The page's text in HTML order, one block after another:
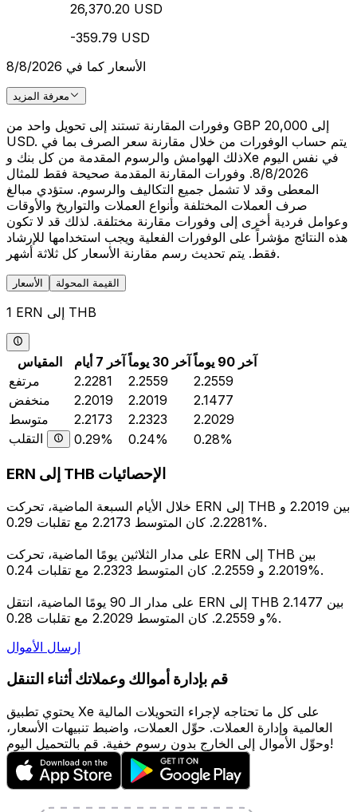
26,370.20 USD
-359.79 USD
الأسعار كما في 8/8/2026
معرفة المزيد
وفورات المقارنة تستند إلى تحويل واحد من GBP 20,000 إلى
USD. يتم حساب الوفورات من خلال مقارنة سعر الصرف بما في
ذلك الهوامش والرسوم المقدمة من كل بنك وXe في نفس اليوم
8/8/2026. وفورات المقارنة المقدمة صحيحة فقط للمثال
المعطى وقد لا تشمل جميع التكاليف والرسوم. ستؤدي مبالغ
صرف العملات المختلفة وأنواع العملات والتواريخ والأوقات
وعوامل فردية أخرى إلى وفورات مقارنة مختلفة. لذلك قد لا تكون
هذه النتائج مؤشراً على الوفورات الفعلية ويجب استخدامها للإرشاد
فقط. يتم تحديث رسم مقارنة الأسعار كل ثلاثة أشهر.
الأسعار القيمة المحولة
1 ERN إلى THB
المقياس آخر 7 أيام آخر 30 يوماً
آخر 90 يوماً
مرتفع
2.2281 2.2559
2.2559
منخفض
2.2019 2.2019
2.1477
متوسط
2.2173 2.2323
2.2029
التقلب
0.29% 0.24% 0.28%
ERN إلى THB الإحصائيات
خلال الأيام السبعة الماضية، تحركت ERN إلى THB بين 2.2019 و
2.2281. كان المتوسط 2.2173 مع تقلبات 0.29%.
على مدار الثلاثين يومًا الماضية، تحركت ERN إلى THB بين
2.2019 و 2.2559. كان المتوسط 2.2323 مع تقلبات 0.24%.
على مدار الـ 90 يومًا الماضية، انتقل ERN إلى THB بين 2.1477
و 2.2559. كان المتوسط 2.2029 مع تقلبات 0.28%.
إرسال الأموال
قم بإدارة أموالك وعملاتك أثناء التنقل
يحتوي تطبيق Xe على كل ما تحتاجه لإجراء التحويلات المالية
العالمية وإدارة العملات. حوِّل العملات، واضبط تنبيهات الأسعار،
وحوِّل الأموال إلى الخارج بدون رسوم خفية. قم بالتحميل اليوم!